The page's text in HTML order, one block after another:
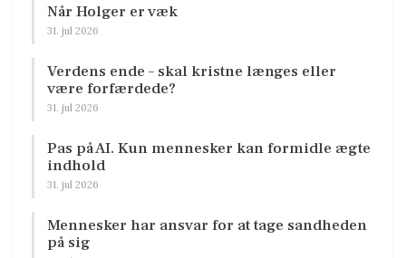
Når Holger er væk
31. jul 2026
Verdens ende – skal kristne længes eller
være forfærdede?
31. jul 2026
Pas på AI. Kun mennesker kan formidle ægte
indhold
31. jul 2026
Mennesker har ansvar for at tage sandheden
på sig